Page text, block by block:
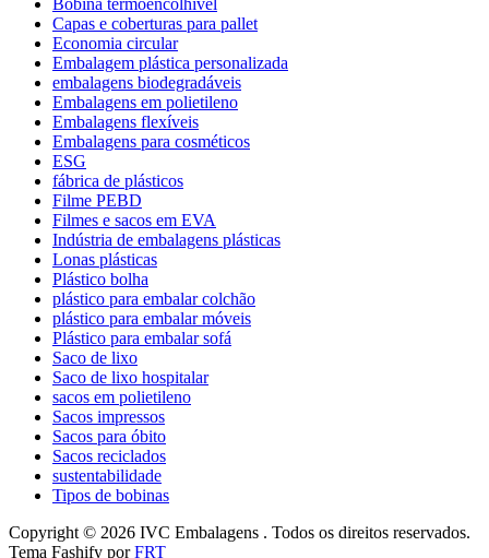
Bobina termoencolhível
Capas e coberturas para pallet
Economia circular
Embalagem plástica personalizada
embalagens biodegradáveis
Embalagens em polietileno
Embalagens flexíveis
Embalagens para cosméticos
ESG
fábrica de plásticos
Filme PEBD
Filmes e sacos em EVA
Indústria de embalagens plásticas
Lonas plásticas
Plástico bolha
plástico para embalar colchão
plástico para embalar móveis
Plástico para embalar sofá
Saco de lixo
Saco de lixo hospitalar
sacos em polietileno
Sacos impressos
Sacos para óbito
Sacos reciclados
sustentabilidade
Tipos de bobinas
Copyright © 2026 IVC Embalagens . Todos os direitos reservados.
Tema Fashify porFRT